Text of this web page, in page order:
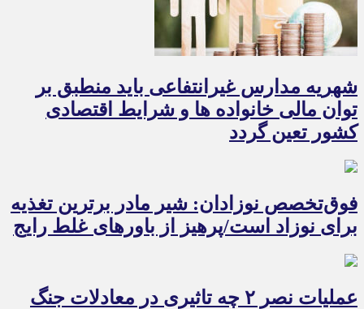
شهریه مدارس غیرانتفاعی باید منطبق بر
توان مالی خانواده ها و شرایط اقتصادی
کشور تعین گردد
فوق‌تخصص نوزادان: شیر مادر برترین تغذیه
برای نوزاد است/پرهیز از باورهای غلط رایج
عملیات نصر ۲ چه تاثیری در معادلات جنگ